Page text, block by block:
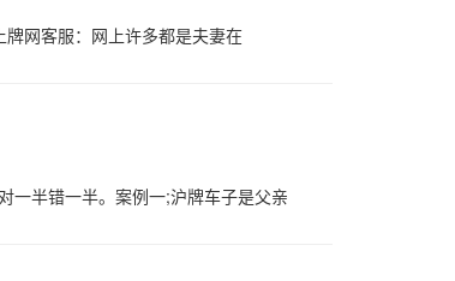
网客服：网上许多都是夫妻在
一半错一半。案例一;沪牌车子是父亲